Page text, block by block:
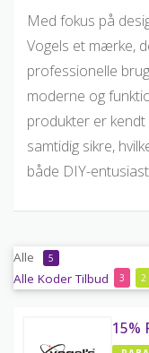
Med fokus på
Vogels et mærke,
professionelle
moderne og
produkter er
samtidig sikre,
både DIY-
Alle 5
Alle Koder 2
Tilbud 3
15%